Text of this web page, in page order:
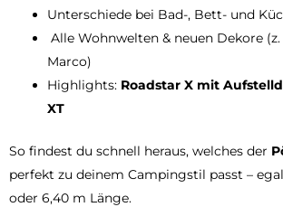
Unterschiede bei Bad-, Bett- und
Alle Wohnwelten & neuen Dekore (z.
Marco)
Highlights: Roadstar X mit
XT
So findest du schnell heraus, welches der
perfekt zu deinem Campingstil passt –
oder 6,40 m Länge.